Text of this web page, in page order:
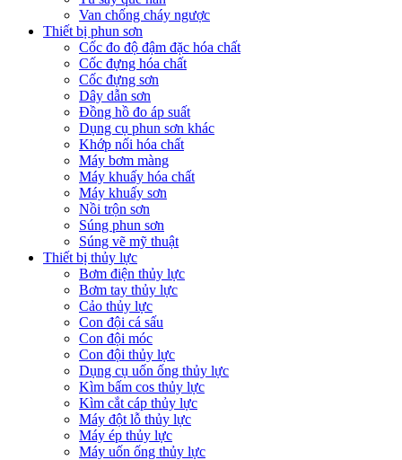
Van chống cháy ngược
Thiết bị phun sơn
Cốc đo độ đậm đặc hóa chất
Cốc đựng hóa chất
Cốc đựng sơn
Dây dẫn sơn
Đồng hồ đo áp suất
Dụng cụ phun sơn khác
Khớp nối hóa chất
Máy bơm màng
Máy khuấy hóa chất
Máy khuấy sơn
Nồi trộn sơn
Súng phun sơn
Súng vẽ mỹ thuật
Thiết bị thủy lực
Bơm điện thủy lực
Bơm tay thủy lực
Cảo thủy lực
Con đội cá sấu
Con đội móc
Con đội thủy lực
Dụng cụ uốn ống thủy lực
Kìm bấm cos thủy lực
Kìm cắt cáp thủy lực
Máy đột lỗ thủy lực
Máy ép thủy lực
Máy uốn ống thủy lực